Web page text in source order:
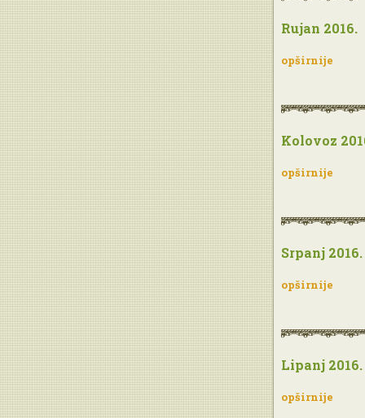
Rujan 2016.
opširnije
Kolovoz
opširnije
Srpanj 2016.
opširnije
Lipanj 2016.
opširnije